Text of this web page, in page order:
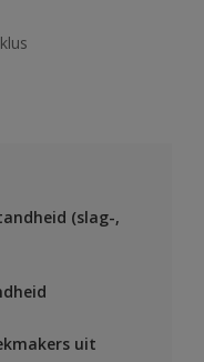
(slag-,
uit